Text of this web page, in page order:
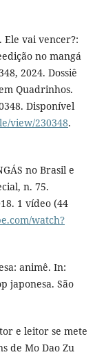
Ele vai vencer?:
no mangá
2024. Dossiê
Quadrinhos.
Disponível
view/230348.
no Brasil e
n. 75.
1 vídeo (44
watch?
animê. In:
japonesa. São
e leitor se mete
de Mo Dao Zu